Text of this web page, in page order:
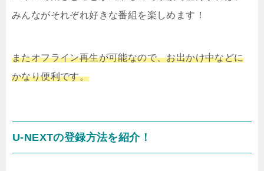
みんながそれぞれ好きな番組を楽しめます！
またオフライン再生が可能なので、お出かけ中などに
かなり便利です。
U-NEXTの登録方法を紹介！